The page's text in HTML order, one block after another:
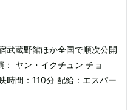
武蔵野館ほか全国で順次公開
ヤン・イクチュン チョ
時間：110分 配給：エスパー